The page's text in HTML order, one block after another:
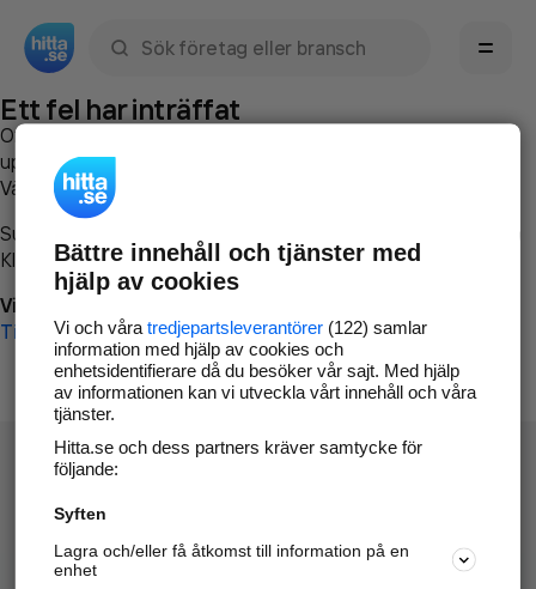
Ett fel har inträffat
Om du vill kan du
uppstod så att vi lättare och snabbare kan avhjälpa det.
Vänligen försök med följande:
Surfa till
Klicka påTillbaka-knappen i webbläsaren och försök igen
Vi beklagar besväret!
Till startsidan
Hitta.se - Gratis nummerupplysning.
Sök företag, personer och platser.
Bättre innehåll och tjänster med
hjälp av cookies
Vi och våra tredjepartsleverantörer(122) samlar
information med hjälp av cookies och
enhetsidentifierare då du besöker vår sajt. Med hjälp
av informationen kan vi utveckla vårt innehåll och våra
tjänster.
Hitta.se och dess partners kräver samtycke för
följande:
Syften
Lagra och/eller få åtkomst till information på en
enhet